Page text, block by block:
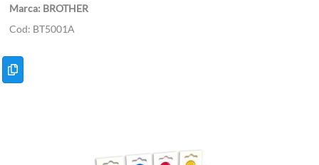
BROTHER
BT5001A